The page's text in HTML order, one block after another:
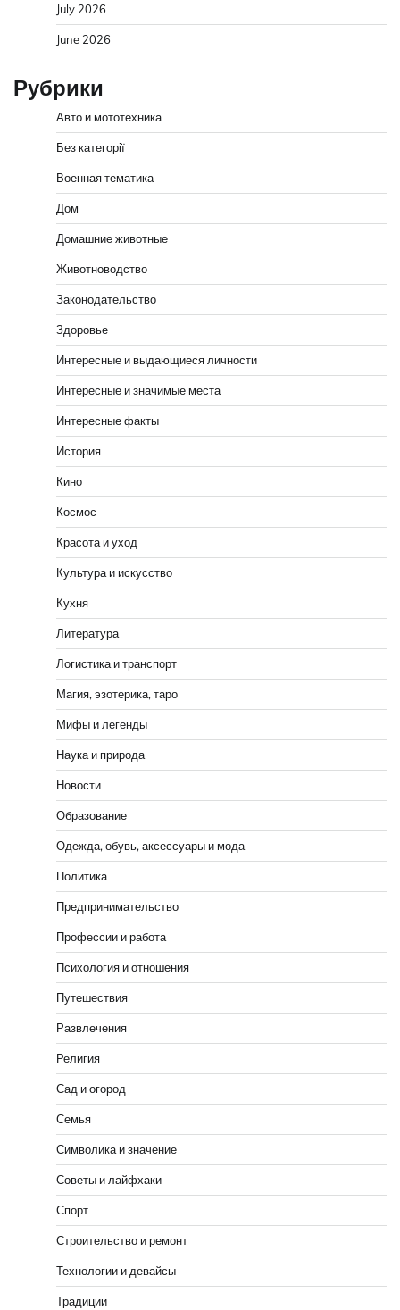
July 2026
June 2026
Рубрики
Авто и мототехника
Без категорії
Военная тематика
Дом
Домашние животные
Животноводство
Законодательство
Здоровье
Интересные и выдающиеся личности
Интересные и значимые места
Интересные факты
История
Кино
Космос
Красота и уход
Культура и искусство
Кухня
Литература
Логистика и транспорт
Магия, эзотерика, таро
Мифы и легенды
Наука и природа
Новости
Образование
Одежда, обувь, аксессуары и мода
Политика
Предпринимательство
Профессии и работа
Психология и отношения
Путешествия
Развлечения
Религия
Сад и огород
Семья
Символика и значение
Советы и лайфхаки
Спорт
Строительство и ремонт
Технологии и девайсы
Традиции